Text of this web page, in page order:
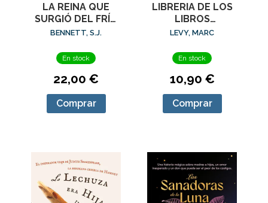
LA REINA QUE
SURGIÓ DEL FRÍO
(SU MAJESTAD, LA
INVESTIGADORA 5)
BENNETT, S.J.
En stock
22,00 €
Comprar
LIBRERIA DE LOS
LIBROS
PROHIBIDOS, LA
LEVY, MARC
En stock
10,90 €
Comprar